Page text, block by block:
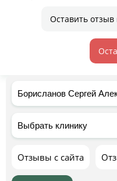
Оставить отзыв
Отзывы с сайта